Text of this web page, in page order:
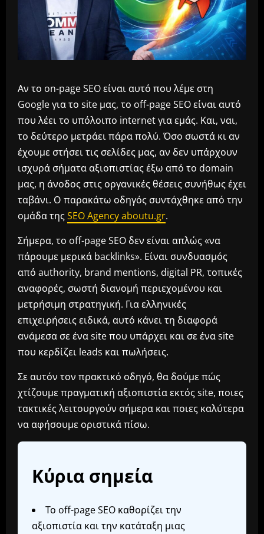
Αν το on-page SEO είναι αυτό που λέμε στη
Google για το site μας, το off-page SEO είναι αυτό
που λέει το υπόλοιπο internet για εμάς. Και, ναι,
το δεύτερο μετράει πάρα πολύ. Όσο σωστά κι αν
έχουμε στήσει τις σελίδες μας, αν δεν υπάρχουν
ισχυρά σήματα αξιοπιστίας έξω από το domain
μας, η άνοδος στις οργανικές θέσεις συνήθως έχει
ταβάνι. Ο παρακάτω οδηγός συντάχθηκε από την
ομάδα τηςSEO Agency aboutu.gr.
Σήμερα, το off-page SEO δεν είναι απλώς «να
πάρουμε μερικά backlinks». Είναι συνδυασμός
από authority, brand mentions, digital PR, τοπικές
αναφορές, σωστή διανομή περιεχομένου και
μετρήσιμη στρατηγική. Για ελληνικές
επιχειρήσεις ειδικά, αυτό κάνει τη διαφορά
ανάμεσα σε ένα site που υπάρχει και σε ένα site
που κερδίζει leads και πωλήσεις.
Σε αυτόν τον πρακτικό οδηγό, θα δούμε πώς
χτίζουμε πραγματική αξιοπιστία εκτός site, ποιες
τακτικές λειτουργούν σήμερα και ποιες καλύτερα
να αφήσουμε οριστικά πίσω.
Κύρια σημεία
Το off-page SEO καθορίζει την
αξιοπιστία και την κατάταξη μιας